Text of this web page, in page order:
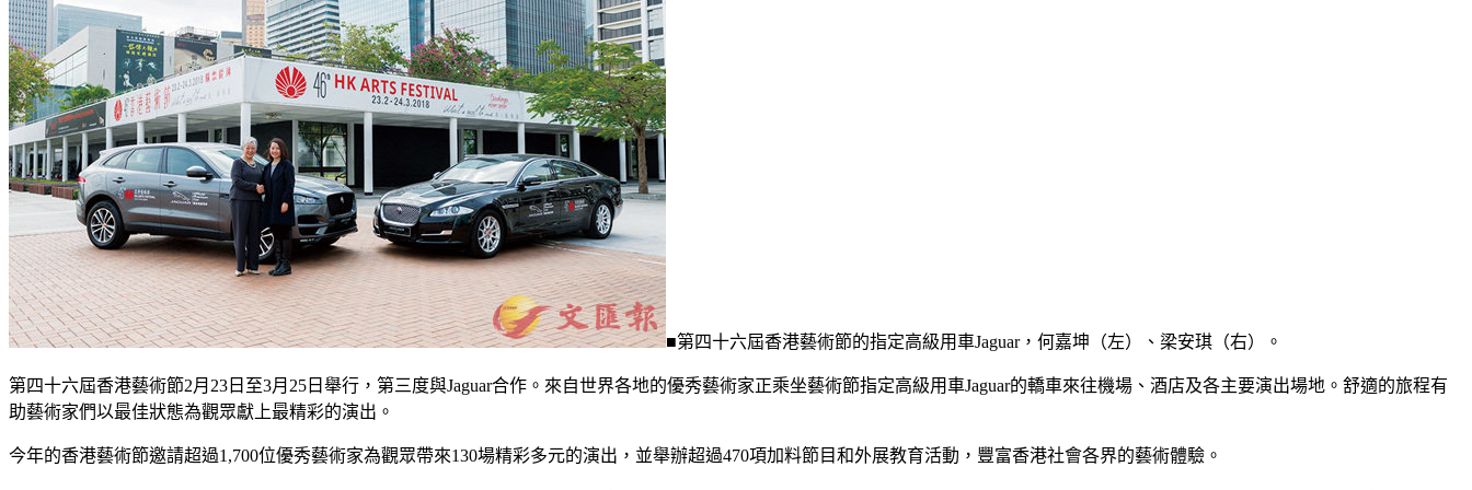
■第四十六屆香港藝術節的指定高級用車Jaguar，何嘉坤（左）、梁安琪（右）。
第四十六屆香港藝術節2月23日至3月25日舉行，第三度與Jaguar合作。來自世界各地的優秀藝術家正乘坐藝術節指定高級用車Jaguar的轎車來往機場、酒店及各主要演出場地。舒適的旅程有
助藝術家們以最佳狀態為觀眾獻上最精彩的演出。
今年的香港藝術節邀請超過1,700位優秀藝術家為觀眾帶來130場精彩多元的演出，並舉辦超過470項加料節目和外展教育活動，豐富香港社會各界的藝術體驗。